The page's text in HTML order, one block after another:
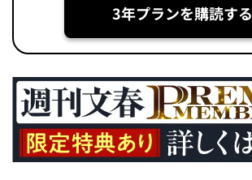
3年プランを購読する